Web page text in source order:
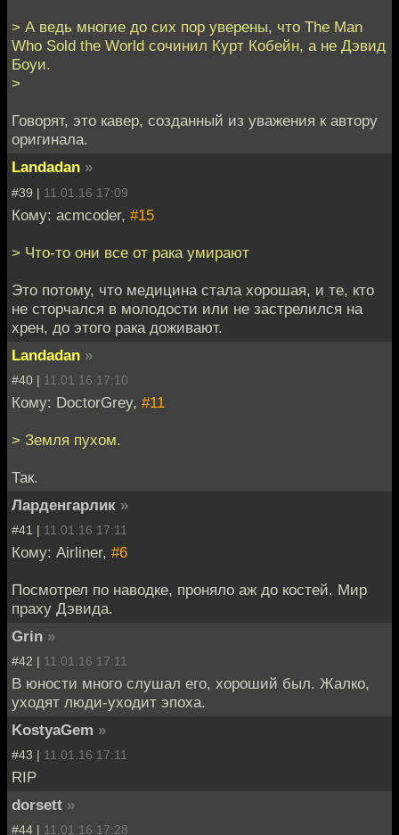
> А ведь многие до сих пор уверены, что The Man
Who Sold the World сочинил Курт Кобейн, а не Дэвид
Боуи.
>
Говорят, это кавер, созданный из уважения к автору
оригинала.
Landadan »
#39 | 11.01.16 17:09
Кому: acmcoder, #15
> Что-то они все от рака умирают
Это потому, что медицина стала хорошая, и те, кто
не сторчался в молодости или не застрелился на
хрен, до этого рака доживают.
Landadan »
#40 | 11.01.16 17:10
Кому: DoctorGrey, #11
> Земля пухом.
Так.
Ларденгарлик »
#41 | 11.01.16 17:11
Кому: Airliner, #6
Посмотрел по наводке, проняло аж до костей. Мир
праху Дэвида.
Grin »
#42 | 11.01.16 17:11
В юности много слушал его, хороший был. Жалко,
уходят люди-уходит эпоха.
KostyaGem »
#43 | 11.01.16 17:11
RIP
dorsett »
#44 | 11.01.16 17:28